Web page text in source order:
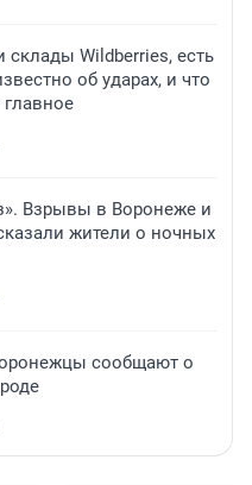
склады Wildberries, есть
об ударах, и что
Взрывы в Воронеже и
жители о ночных
сообщают о